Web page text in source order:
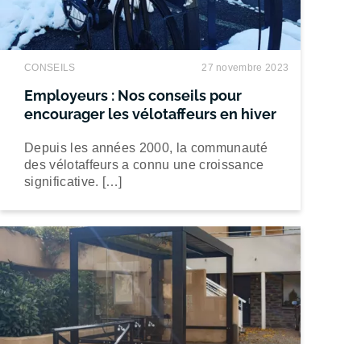
CONSEILS 27 novembre 2023
Employeurs : Nos conseils pour
encourager les vélotaffeurs en hiver
Depuis les années 2000, la communauté
des vélotaffeurs a connu une croissance
significative. […]